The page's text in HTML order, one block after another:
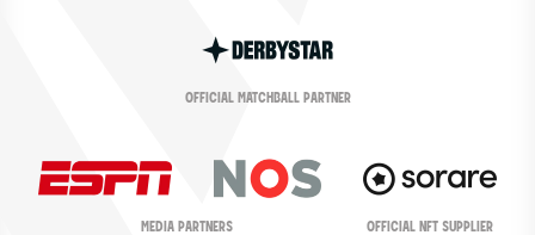
OFFICIAL MATCHBALL PARTNER
MEDIA PARTNERS OFFICIAL NFT SUPPLIER